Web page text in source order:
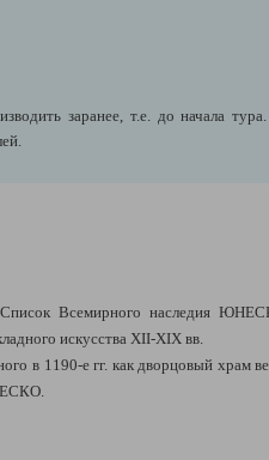
заранее, т.е. до начала
Список Всемирного наследия
искусства XII-XIX вв.
в 1190-е гг. как дворцовый храм